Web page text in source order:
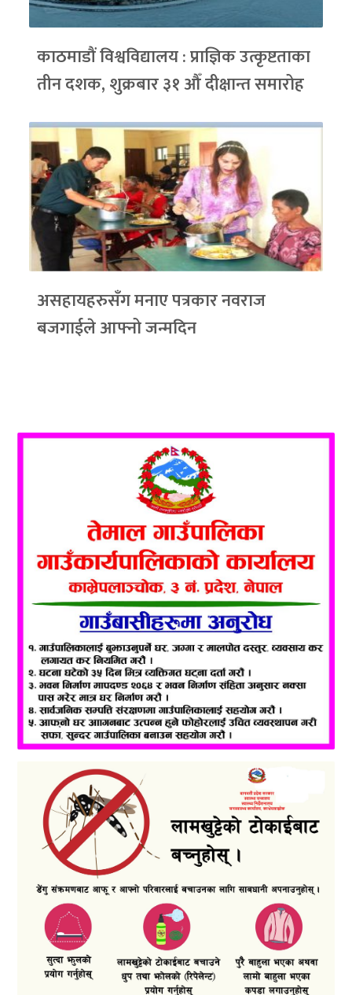
काठमाडौं विश्वविद्यालय : प्राज्ञिक उत्कृष्टताका
तीन दशक, शुक्रबार ३१ औँ दीक्षान्त समारोह
असहायहरुसँग मनाए पत्रकार नवराज
बजगाईले आफ्नो जन्मदिन